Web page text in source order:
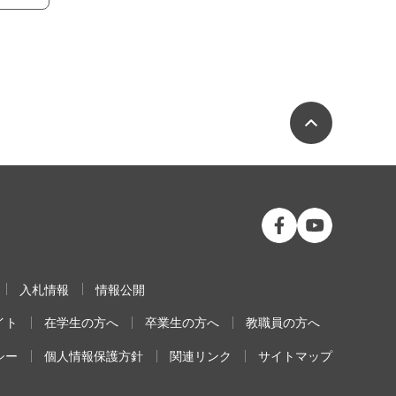
公立大学法人 福
入札情報 情報公開
ト 在学生の方へ 卒業生の方へ 教職員の方へ
ー 個人情報保護方針 関連リンク サイトマップ